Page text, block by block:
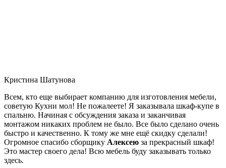
Кристина Шатунова
Всем, кто еще выбирает компанию для изготовления мебели,
советую Кухни мол! Не пожалеете! Я заказывала шкаф-купе в
спальню. Начиная с обсуждения заказа и заканчивая
монтажом никаких проблем не было. Все было сделано очень
быстро и качественно. К тому же мне ещё скидку сделали!
Огромное спасибо сборщику Алексею за прекрасный шкаф!
Это мастер своего дела! Всю мебель буду заказывать только
здесь.